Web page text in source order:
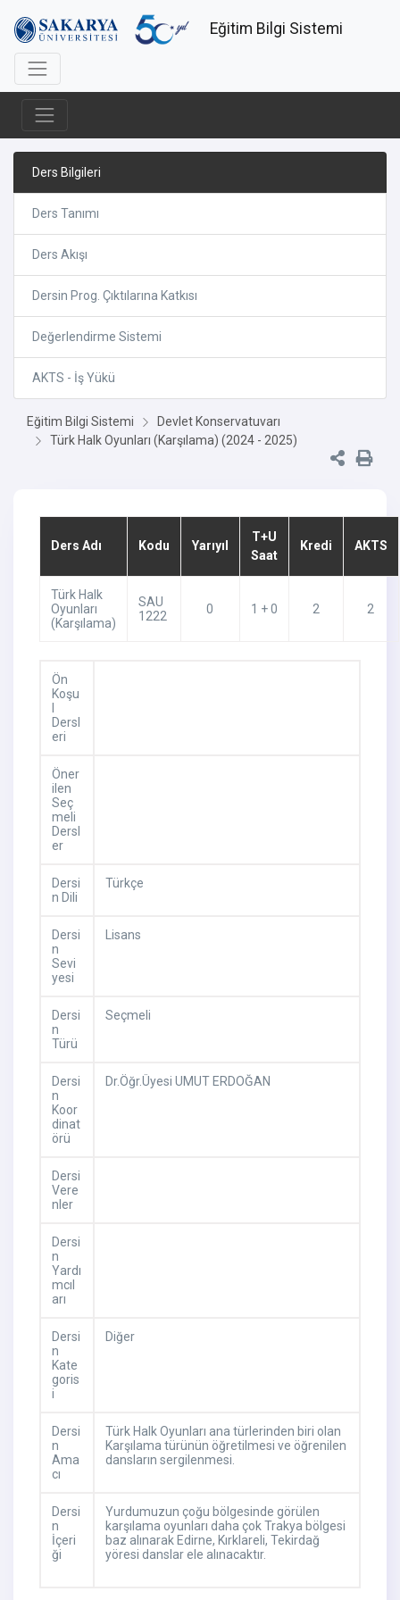
Eğitim Bilgi Sistemi
Ders Bilgileri
Ders Tanımı
Ders Akışı
Dersin Prog. Çıktılarına Katkısı
Değerlendirme Sistemi
AKTS - İş Yükü
Eğitim Bilgi Sistemi
Devlet Konservatuvarı
Türk Halk Oyunları (Karşılama) (2024 - 2025)
Ders Adı Kodu Yarıyıl
T+U
Saat
Kredi AKTS
Türk Halk
Oyunları
(Karşılama)
SAU
1222
0 1 + 0 2 2
Ön
Koşu
Dersl
eri
Öner
ilen
Seç
meli
Dersl
er
Dersi
n Dili
Türkçe
Dersi
n
Sevi
yesi
Lisans
Dersi
n
Türü
Seçmeli
Dersi
n
Koor
dinat
örü
Dr.Öğr.Üyesi UMUT ERDOĞAN
Dersi
Vere
nler
Dersi
n
Yardı
mcıl
arı
Dersi
n
Kate
goris
i
Diğer
Dersi
n
Ama
cı
Türk Halk Oyunları ana türlerinden biri olan
Karşılama türünün öğretilmesi ve öğrenilen
dansların sergilenmesi.
Dersi
n
İçeri
ği
Yurdumuzun çoğu bölgesinde görülen
karşılama oyunları daha çok Trakya bölgesi
baz alınarak Edirne, Kırklareli, Tekirdağ
yöresi danslar ele alınacaktır.